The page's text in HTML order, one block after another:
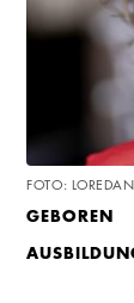
GEBOREN
FOTO: